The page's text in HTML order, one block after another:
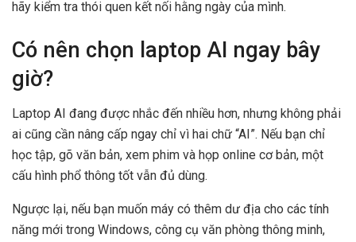
hãy kiểm tra thói quen kết nối hằng ngày của mình.
Có nên chọn laptop AI ngay bây
giờ?
Laptop AI đang được nhắc đến nhiều hơn, nhưng không phải
ai cũng cần nâng cấp ngay chỉ vì hai chữ “AI”. Nếu bạn chỉ
học tập, gõ văn bản, xem phim và họp online cơ bản, một
cấu hình phổ thông tốt vẫn đủ dùng.
Ngược lại, nếu bạn muốn máy có thêm dư địa cho các tính
năng mới trong Windows, công cụ văn phòng thông minh,